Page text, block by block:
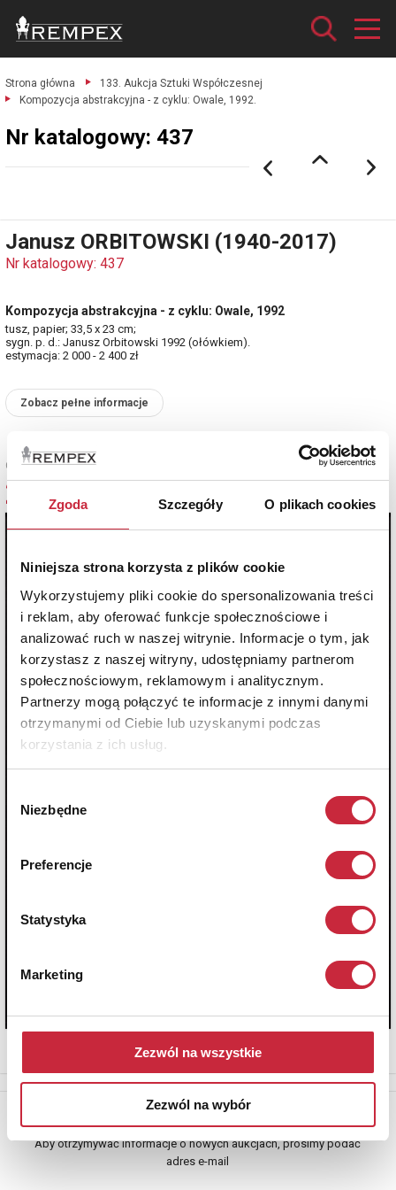
Zgoda Szczegóły O plikach cookies
Niniejsza strona korzysta z plików cookie
Wykorzystujemy pliki cookie do spersonalizowania treści
i reklam, aby oferować funkcje społecznościowe i
analizować ruch w naszej witrynie. Informacje o tym, jak
korzystasz z naszej witryny, udostępniamy partnerom
społecznościowym, reklamowym i analitycznym.
Partnerzy mogą połączyć te informacje z innymi danymi
otrzymanymi od Ciebie lub uzyskanymi podczas
korzystania z ich usług.
zgody
Niezbędne
Preferencje
Statystyka
Marketing
Zezwól na wszystkie
Zezwól na wybór
Strona główna
133. Aukcja Sztuki Współczesnej
Kompozycja abstrakcyjna - z cyklu: Owale, 1992.
Nr katalogowy: 437
Janusz ORBITOWSKI (1940-2017)
Nr katalogowy: 437
Kompozycja abstrakcyjna - z cyklu: Owale, 1992
tusz, papier; 33,5 x 23 cm;
sygn. p. d.: Janusz Orbitowski 1992 (ołówkiem).
estymacja: 2 000 - 2 400 zł
Zobacz pełne informacje
Cena sprzedaży
2 000 zł
Newsletter
Aby otrzymywać informacje o nowych aukcjach, prosimy podać
adres e-mail